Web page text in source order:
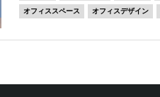
オフィススペース オフィスデザイン